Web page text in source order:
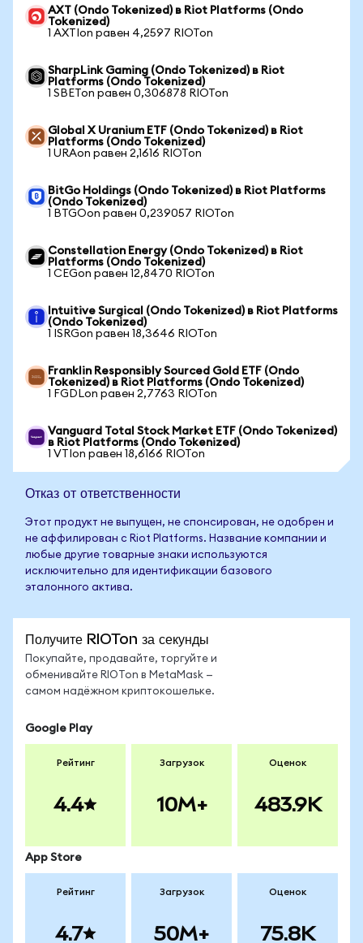
AXT (Ondo Tokenized) в Riot Platforms (Ondo
Tokenized)
1 AXTIon равен 4,2597 RIOTon
SharpLink Gaming (Ondo Tokenized) в Riot
Platforms (Ondo Tokenized)
1 SBETon равен 0,306878 RIOTon
Global X Uranium ETF (Ondo Tokenized) в Riot
Platforms (Ondo Tokenized)
1 URAon равен 2,1616 RIOTon
BitGo Holdings (Ondo Tokenized) в Riot Platforms
(Ondo Tokenized)
1 BTGOon равен 0,239057 RIOTon
Constellation Energy (Ondo Tokenized) в Riot
Platforms (Ondo Tokenized)
1 CEGon равен 12,8470 RIOTon
Intuitive Surgical (Ondo Tokenized) в Riot Platforms
(Ondo Tokenized)
1 ISRGon равен 18,3646 RIOTon
Franklin Responsibly Sourced Gold ETF (Ondo
Tokenized) в Riot Platforms (Ondo Tokenized)
1 FGDLon равен 2,7763 RIOTon
Vanguard Total Stock Market ETF (Ondo Tokenized)
в Riot Platforms (Ondo Tokenized)
1 VTIon равен 18,6166 RIOTon
Отказ от ответственности
Этот продукт не выпущен, не спонсирован, не одобрен и
не аффилирован с Riot Platforms. Название компании и
любые другие товарные знаки используются
исключительно для идентификации базового
эталонного актива.
Получите RIOTon за секунды
Покупайте, продавайте, торгуйте и
обменивайте RIOTon в MetaMask —
самом надёжном криптокошельке.
Google Play
Рейтинг
4.4
Загрузок
10M+
Оценок
483.9K
App Store
Рейтинг
4.7
Загрузок
50M+
Оценок
75.8K